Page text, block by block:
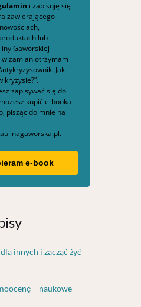
i zapisuję się
zawierającego
lub
Gaworskiej-
w zamian otrzymam
Jak
kryzysie?”.
zapisywać się do
kupić e-booka
pisząc do mnie na
e-book
innych i zacząć żyć
– naukowe